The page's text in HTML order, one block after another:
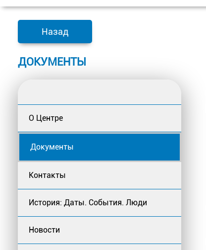
Назад
ДОКУМЕНТЫ
О Центре
Документы
Контакты
История: Даты. События. Люди
Новости